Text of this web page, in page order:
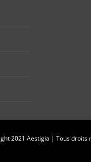
2021 Aestigia | Tous droits